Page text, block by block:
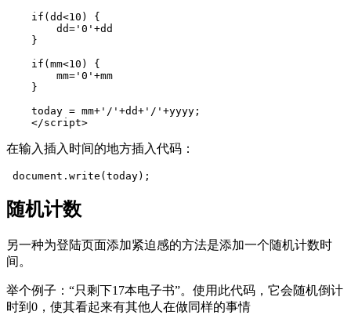
if(dd<10) {
dd='0'+dd
}
if(mm<10) {
mm='0'+mm
}
today = mm+'/'+dd+'/'+yyyy;
</script>
在输入插入时间的地方插入代码：
document.write(today);
随机计数
另一种为登陆页面添加紧迫感的方法是添加一个随机计数时
间。
举个例子：“只剩下17本电子书”。使用此代码，它会随机倒计
时到0，使其看起来有其他人在做同样的事情